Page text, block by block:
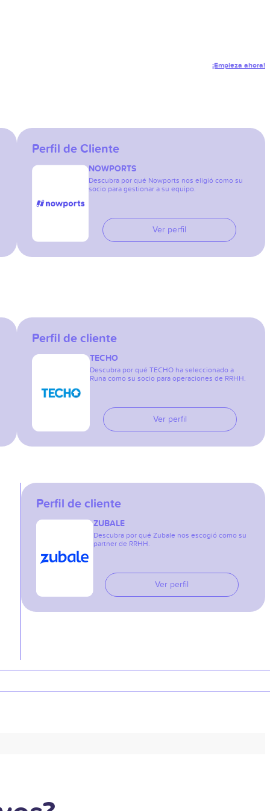
¡Empieza ahora!
Perfil de Cliente
NOWPORTS
Descubra por qué Nowports nos eligió como su
socio para gestionar a su equipo.
Ver perfil
Perfil de cliente
TECHO
Descubra por qué TECHO ha seleccionado a
Runa como su socio para operaciones de RRHH.
Ver perfil
Perfil de cliente
ZUBALE
Descubra por qué Zubale nos escogió como su
partner de RRHH.
Ver perfil